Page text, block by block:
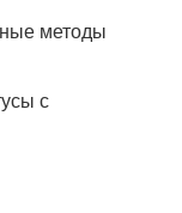
методы
с